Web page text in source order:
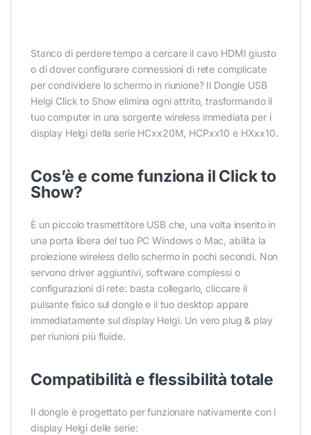
Stanco di perdere tempo a cercare il cavo HDMI giusto
o di dover configurare connessioni di rete complicate
per condividere lo schermo in riunione? Il Dongle USB
Helgi Click to Show elimina ogni attrito, trasformando il
tuo computer in una sorgente wireless immediata per i
display Helgi della serie HCxx20M, HCPxx10 e HXxx10.
Cos’è e come funziona il Click to
Show?
È un piccolo trasmettitore USB che, una volta inserito in
una porta libera del tuo PC Windows o Mac, abilita la
proiezione wireless dello schermo in pochi secondi. Non
servono driver aggiuntivi, software complessi o
configurazioni di rete: basta collegarlo, cliccare il
pulsante fisico sul dongle e il tuo desktop appare
immediatamente sul display Helgi. Un vero plug & play
per riunioni più fluide.
Compatibilità e flessibilità totale
Il dongle è progettato per funzionare nativamente con i
display Helgi delle serie: